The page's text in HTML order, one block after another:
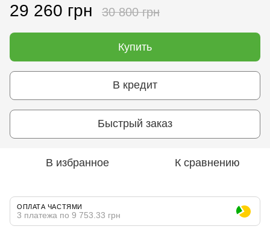
29 260 грн 30 800 грн
Купить
В кредит
Быстрый заказ
В избранное К сравнению
ОПЛАТА ЧАСТЯМИ
3 платежа по 9 753.33 грн